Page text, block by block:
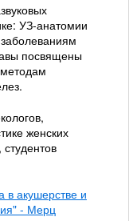
УЗ-анатомии
посвящены
женских
в акушерстве и
- Мерц